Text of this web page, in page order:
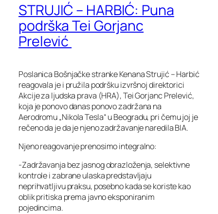
STRUJIĆ – HARBIĆ: Puna
podrška Tei Gorjanc
Prelević
Poslanica Bošnjačke stranke Kenana Strujić – Harbić
reagovala je i pružila podršku izvršnoj direktorici
Akcije za ljudska prava (HRA), Tei Gorjanc Prelević,
koja je ponovo danas ponovo zadržana na
Aerodromu „Nikola Tesla“ u Beogradu, pri čemu joj je
rečeno da je da je njeno zadržavanje naredila BIA.
Njeno reagovanje prenosimo integralno:
-Zadržavanja bez jasnog obrazloženja, selektivne
kontrole i zabrane ulaska predstavljaju
neprihvatljivu praksu, posebno kada se koriste kao
oblik pritiska prema javno eksponiranim
pojedincima.